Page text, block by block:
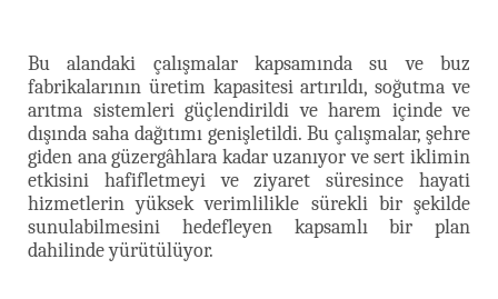
Bu alandaki çalışmalar kapsamında su ve buz
fabrikalarının üretim kapasitesi artırıldı, soğutma ve
arıtma sistemleri güçlendirildi ve harem içinde ve
dışında saha dağıtımı genişletildi. Bu çalışmalar, şehre
giden ana güzergâhlara kadar uzanıyor ve sert iklimin
etkisini hafifletmeyi ve ziyaret süresince hayati
hizmetlerin yüksek verimlilikle sürekli bir şekilde
sunulabilmesini hedefleyen kapsamlı bir plan
dahilinde yürütülüyor.